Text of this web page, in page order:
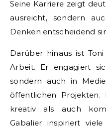
Seine Karriere zeigt
ausreicht, sondern
Denken entscheidend
Darüber hinaus ist
Arbeit. Er engagiert
sondern auch in
öffentlichen Projekten.
kreativ als auch
Gabalier inspiriert